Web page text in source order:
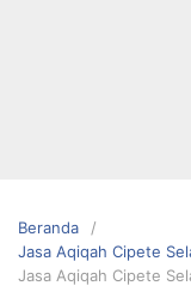
Beranda
Jasa Aqiqah Cipete
Jasa Aqiqah Cipete